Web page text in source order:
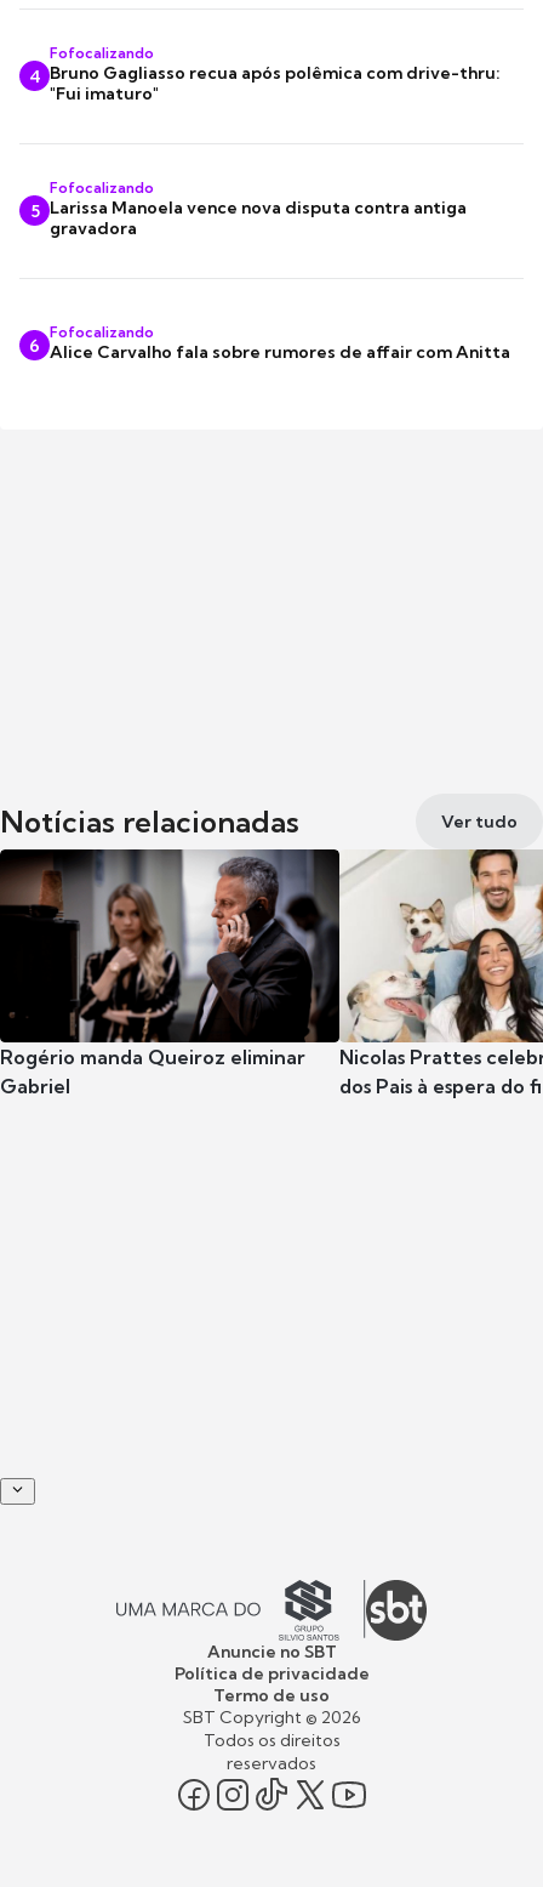
4
Fofocalizando
Bruno Gagliasso recua após polêmica com drive-thru:
"Fui imaturo"
5
Fofocalizando
Larissa Manoela vence nova disputa contra antiga
gravadora
6
Fofocalizando
Alice Carvalho fala sobre rumores de affair com Anitta
Notícias relacionadas Ver tudo
Rogério manda Queiroz eliminar
Gabriel
Nicolas Prattes
dos Pais à espera do
Anuncie no SBT
Política de privacidade
Termo de uso
SBT Copyright © 2026
Todos os direitos
reservados